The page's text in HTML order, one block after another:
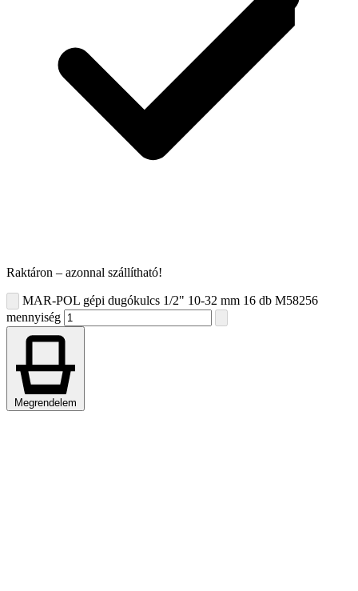
Raktáron – azonnal szállítható!
MAR-POL gépi dugókulcs 1/2" 10-32 mm 16 db M58256
mennyiség
Megrendelem